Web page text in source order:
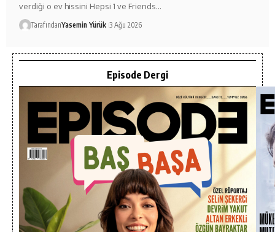
verdiği o ev hissini Hepsi 1 ve Friends…
TarafındanYasemin Yürük 3 Ağu 2026
Episode Dergi